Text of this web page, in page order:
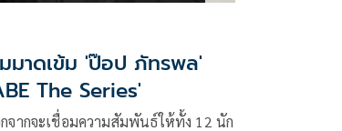
มาดเข้ม 'ป๊อป ภัทรพล'
The Series'
จากจะเชื่อมความสัมพันธ์ให้ทั้ง 12 นัก